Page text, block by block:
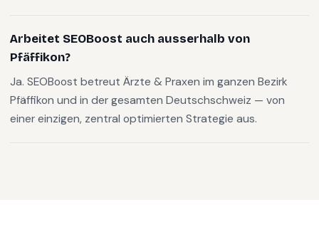
Arbeitet SEOBoost auch ausserhalb von
Pfäffikon?
Ja. SEOBoost betreut Ärzte & Praxen im ganzen Bezirk
Pfäffikon und in der gesamten Deutschschweiz — von
einer einzigen, zentral optimierten Strategie aus.